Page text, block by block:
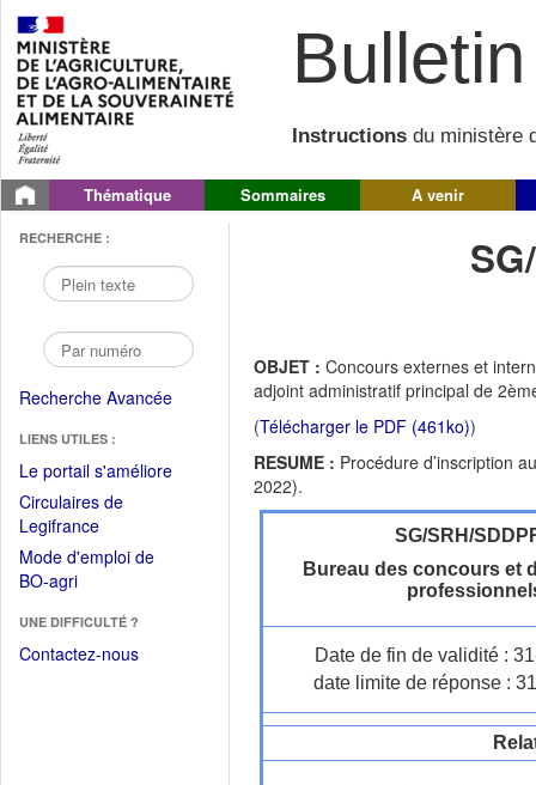
Instructions du ministère
Thématique Sommaires A venir
RECHERCHE :
Recherche Avancée
LIENS UTILES :
Le portail s'améliore(Fichier
Circulaires de
Legifrance(Ouvrir
dans
une
fenêtre)
Mode d'emploi de
BO-agri(Ouvrir
une
nouvelle
UNE DIFFICULTÉ ?
Contactez-nous
OBJET : Concours externes et
adjoint administratif principal de
(Télécharger le PDF (461ko))
RESUME : Procédure d’inscription
2022).
SG/SRH/
Bureau des concours et
Date de fin de validité :
date limite de réponse :